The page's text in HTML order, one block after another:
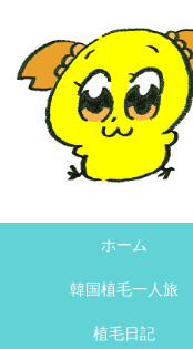
ホーム
韓国植毛一人旅
植毛日記